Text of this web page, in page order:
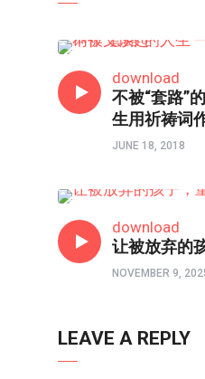
download
不被“套路”
生用祈祷词
JUNE 18, 2018
download
让被放弃的
NOVEMBER 9,
LEAVE A REPLY